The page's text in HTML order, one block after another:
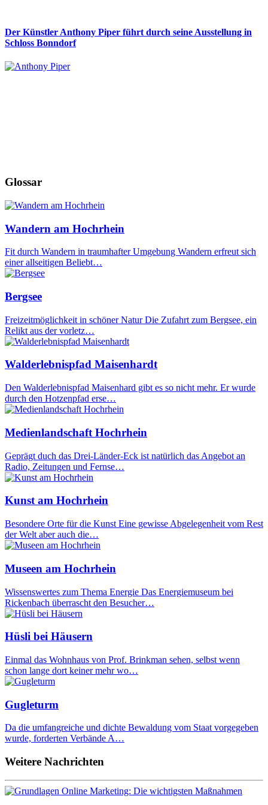
Der Künstler Anthony Piper führt durch seine Ausstellung in
Schloss Bonndorf
Glossar
Wandern am Hochrhein
Fit durch Wandern in traumhafter Umgebung Wandern erfreut sich
einer allseitigen Beliebt…
Bergsee
Freizeitmöglichkeit in schöner Natur Die Zufahrt zum Bergsee, ein
Relikt aus der vorletz…
Walderlebnispfad Maisenhardt
Den Walderlebnispfad Maisenhard gibt es so nicht mehr. Er wurde
durch den Hotzenpfad erse…
Medienlandschaft Hochrhein
Geprägt duch das Drei-Länder-Eck ist natürlich das Angebot an
Radio, Zeitungen und Fernse…
Kunst am Hochrhein
Besondere Orte für die Kunst Eine gewisse Abgelegenheit vom Rest
der Welt aber auch die…
Museen am Hochrhein
Wissenswertes zum Thema Energie Das Energiemuseum bei
Rickenbach überrascht den Besucher…
Hüsli bei Häusern
Einmal das Wohnhaus von Prof. Brinkman sehen, selbst wenn
schon lange dort keiner mehr wo…
Gugleturm
Da die umfangreiche und dichte Bewaldung vom Staat vorgegeben
wurde, forderten Verbände A…
Weitere Nachrichten